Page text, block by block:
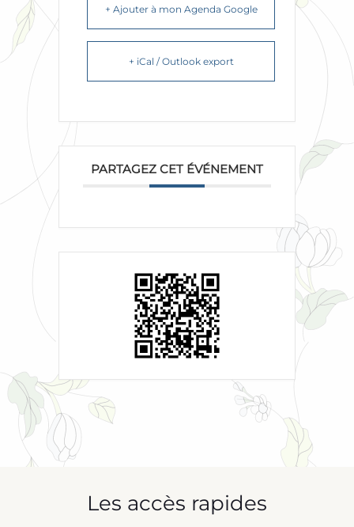
+ Ajouter à mon Agenda Google
+ iCal / Outlook export
PARTAGEZ CET ÉVÉNEMENT
Les accès rapides